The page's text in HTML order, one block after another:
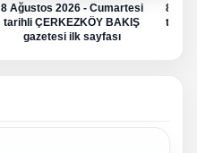
8 Ağustos 2026 - Cumartesi
tarihli ÇERKEZKÖY BAKIŞ
gazetesi ilk sayfası
8
tarihli